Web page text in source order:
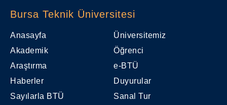
Bursa Teknik Üniversitesi
Anasayfa
Üniversitemiz
Akademik
Öğrenci
Araştırma
e-BTÜ
Haberler
Duyurular
Sayılarla BTÜ
Sanal Tur